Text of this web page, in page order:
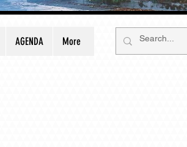
AGENDA More